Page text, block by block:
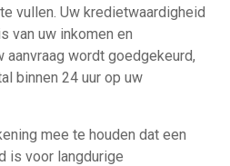
vullen. Uw kredietwaardigheid
van uw inkomen en
aanvraag wordt goedgekeurd,
binnen 24 uur op uw
mee te houden dat een
is voor langdurige